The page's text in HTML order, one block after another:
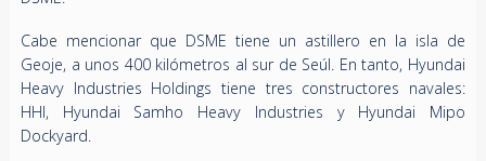
Cabe mencionar que DSME tiene un astillero en la isla de
Geoje, a unos 400 kilómetros al sur de Seúl. En tanto, Hyundai
Heavy Industries Holdings tiene tres constructores navales:
HHI, Hyundai Samho Heavy Industries y Hyundai Mipo
Dockyard.